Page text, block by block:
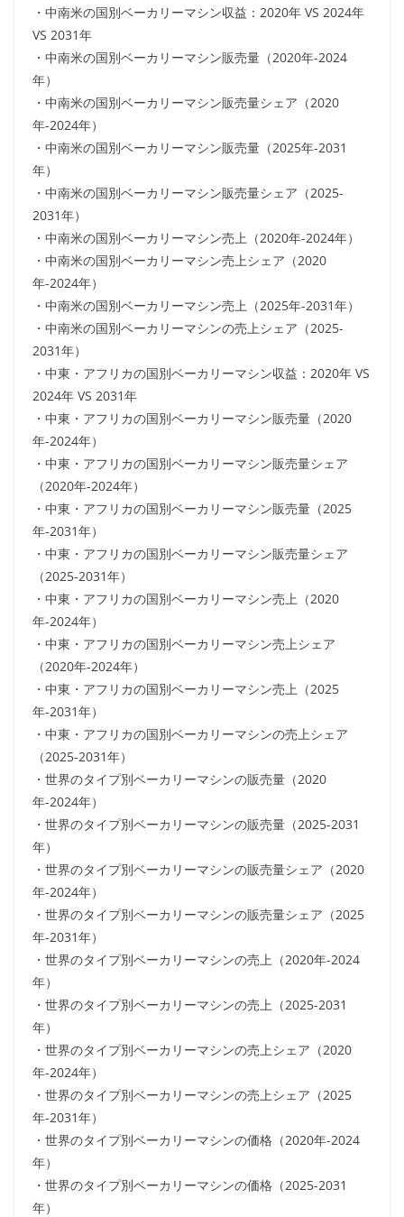
・中南米の国別ベーカリーマシン収益：2020年 VS 2024年
VS 2031年
・中南米の国別ベーカリーマシン販売量（2020年-2024
年）
・中南米の国別ベーカリーマシン販売量シェア（2020
年-2024年）
・中南米の国別ベーカリーマシン販売量（2025年-2031
年）
・中南米の国別ベーカリーマシン販売量シェア（2025-
2031年）
・中南米の国別ベーカリーマシン売上（2020年-2024年）
・中南米の国別ベーカリーマシン売上シェア（2020
年-2024年）
・中南米の国別ベーカリーマシン売上（2025年-2031年）
・中南米の国別ベーカリーマシンの売上シェア（2025-
2031年）
・中東・アフリカの国別ベーカリーマシン収益：2020年 VS
2024年 VS 2031年
・中東・アフリカの国別ベーカリーマシン販売量（2020
年-2024年）
・中東・アフリカの国別ベーカリーマシン販売量シェア
（2020年-2024年）
・中東・アフリカの国別ベーカリーマシン販売量（2025
年-2031年）
・中東・アフリカの国別ベーカリーマシン販売量シェア
（2025-2031年）
・中東・アフリカの国別ベーカリーマシン売上（2020
年-2024年）
・中東・アフリカの国別ベーカリーマシン売上シェア
（2020年-2024年）
・中東・アフリカの国別ベーカリーマシン売上（2025
年-2031年）
・中東・アフリカの国別ベーカリーマシンの売上シェア
（2025-2031年）
・世界のタイプ別ベーカリーマシンの販売量（2020
年-2024年）
・世界のタイプ別ベーカリーマシンの販売量（2025-2031
年）
・世界のタイプ別ベーカリーマシンの販売量シェア（2020
年-2024年）
・世界のタイプ別ベーカリーマシンの販売量シェア（2025
年-2031年）
・世界のタイプ別ベーカリーマシンの売上（2020年-2024
年）
・世界のタイプ別ベーカリーマシンの売上（2025-2031
年）
・世界のタイプ別ベーカリーマシンの売上シェア（2020
年-2024年）
・世界のタイプ別ベーカリーマシンの売上シェア（2025
年-2031年）
・世界のタイプ別ベーカリーマシンの価格（2020年-2024
年）
・世界のタイプ別ベーカリーマシンの価格（2025-2031
年）